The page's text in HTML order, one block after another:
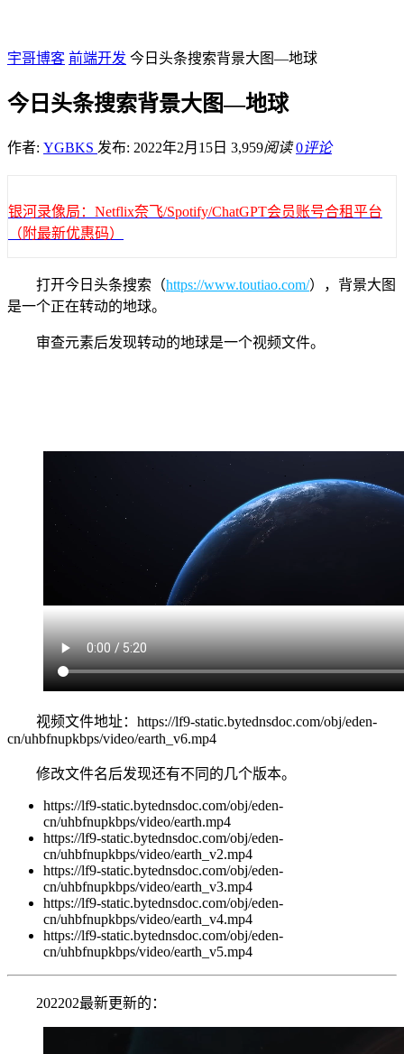
宇哥博客 前端开发 今日头条搜索背景大图—地球
今日头条搜索背景大图—地球
作者: YGBKS 发布: 2022年2月15日 3,959阅读 0评论
银河录像局：Netflix奈飞/Spotify/ChatGPT会员账号合租平台
（附最新优惠码）
打开今日头条搜索（https://www.toutiao.com/），背景大图
是一个正在转动的地球。
审查元素后发现转动的地球是一个视频文件。
视频文件地址：https://lf9-static.bytednsdoc.com/obj/eden-
cn/uhbfnupkbps/video/earth_v6.mp4
修改文件名后发现还有不同的几个版本。
https://lf9-static.bytednsdoc.com/obj/eden-
cn/uhbfnupkbps/video/earth.mp4
https://lf9-static.bytednsdoc.com/obj/eden-
cn/uhbfnupkbps/video/earth_v2.mp4
https://lf9-static.bytednsdoc.com/obj/eden-
cn/uhbfnupkbps/video/earth_v3.mp4
https://lf9-static.bytednsdoc.com/obj/eden-
cn/uhbfnupkbps/video/earth_v4.mp4
https://lf9-static.bytednsdoc.com/obj/eden-
cn/uhbfnupkbps/video/earth_v5.mp4
202202最新更新的：